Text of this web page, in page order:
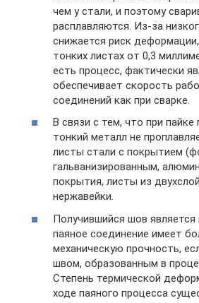
чем у стали, и поэтому
расплавляются. Из-за
снижается риск
тонких листах от 0,3
есть процесс, фактически
обеспечивает скорость
соединений как при сварке.
В связи с тем, что при
тонкий металл не
листы стали с покрытием
гальванизированным,
покрытия, листы из
нержавейки.
Получившийся шов является
паяное соединение имеет
механическую прочность,
швом, образованным в
Степень термической
ходе паяного процесса